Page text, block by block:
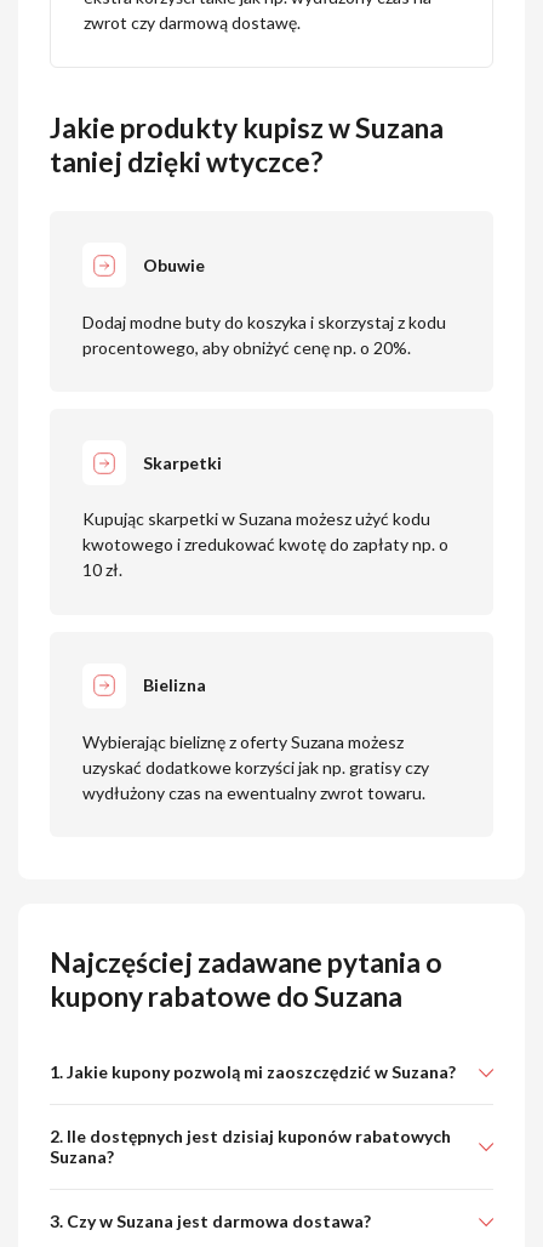
zwrot czy darmową dostawę.
Jakie produkty kupisz w Suzana
taniej dzięki wtyczce?
Obuwie
Dodaj modne buty do koszyka i skorzystaj z kodu
procentowego, aby obniżyć cenę np. o 20%.
Skarpetki
Kupując skarpetki w Suzana możesz użyć kodu
kwotowego i zredukować kwotę do zapłaty np. o
10 zł.
Bielizna
Wybierając bieliznę z oferty Suzana możesz
uzyskać dodatkowe korzyści jak np. gratisy czy
wydłużony czas na ewentualny zwrot towaru.
Najczęściej zadawane pytania o
kupony rabatowe do Suzana
1. Jakie kupony pozwolą mi zaoszczędzić w Suzana?
2. Ile dostępnych jest dzisiaj kuponów rabatowych
Suzana?
3. Czy w Suzana jest darmowa dostawa?